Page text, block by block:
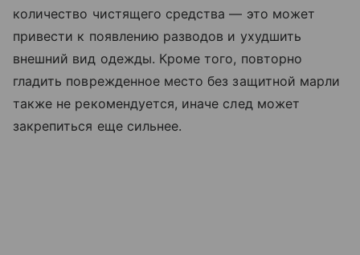
количество чистящего средства — это может
привести к появлению разводов и ухудшить
внешний вид одежды. Кроме того, повторно
гладить поврежденное место без защитной марли
также не рекомендуется, иначе след может
закрепиться еще сильнее.